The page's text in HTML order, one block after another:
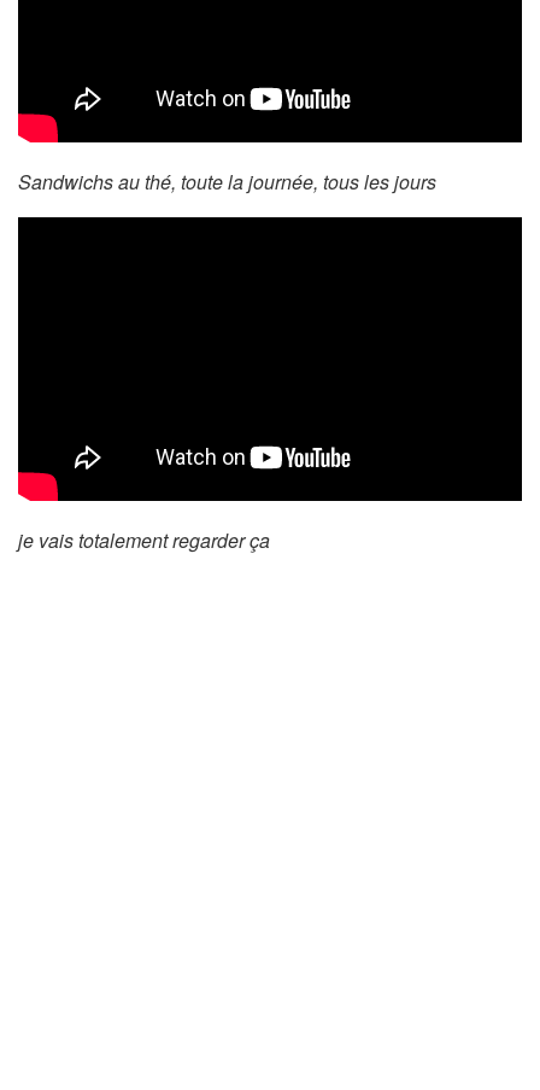
Sandwichs au thé, toute la journée, tous les jours
je vais totalement regarder ça